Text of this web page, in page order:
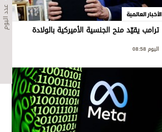
عدد اليوم الأخبار العالمية
ترامب يقيّد منح الجنسية الأميركية بالولادة
اليوم 08:58